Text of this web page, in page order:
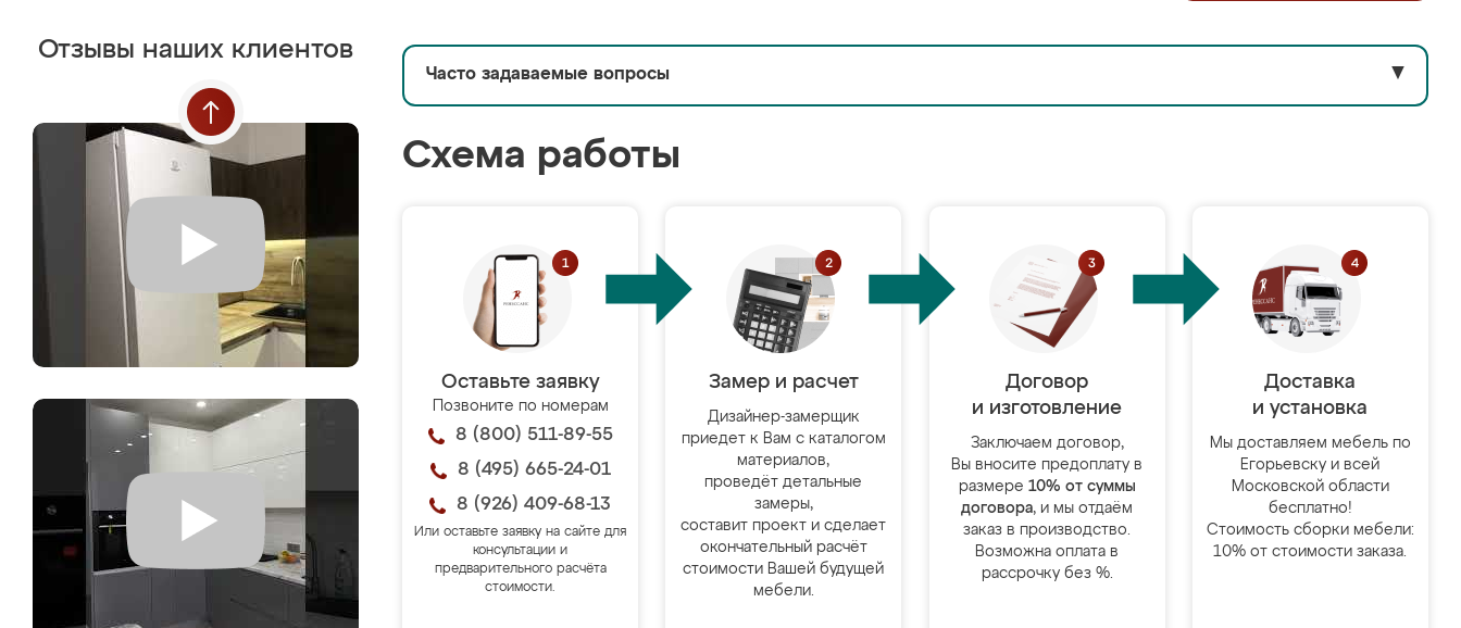
Отзывы наших клиентов
Часто задаваемые вопросы ▼
Схема работы
Оставьте заявку
Позвоните по номерам
8 (800) 511-89-55
8 (495) 665-24-01
8 (926) 409-68-13
Или оставьте заявку на сайте для
консультации и
предварительного расчёта
стоимости.
Замер и расчет
Дизайнер-замерщик
приедет к Вам с каталогом
материалов,
проведёт детальные
замеры,
составит проект и сделает
окончательный расчёт
стоимости Вашей будущей
мебели.
Договор
и изготовление
Заключаем договор,
Вы вносите предоплату в
размере 10% от суммы
договора, и мы отдаём
заказ в производство.
Возможна оплата в
рассрочку без %.
Доставка
и установка
Мы доставляем мебель по
Егорьевску и всей
Московской области
бесплатно!
Стоимость сборки мебели:
10% от стоимости заказа.